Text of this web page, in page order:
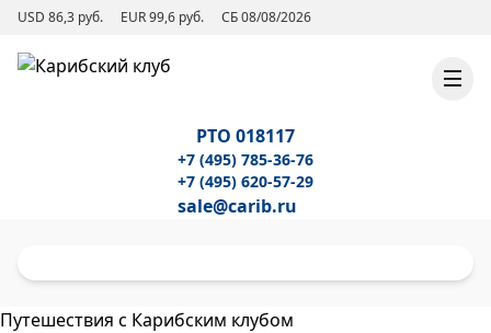
USD 86,3 руб. EUR 99,6 руб. СБ 08/08/2026
РТО 018117
+7 (495) 785-36-76
+7 (495) 620-57-29
sale@carib.ru
Путешествия с Карибским клубом